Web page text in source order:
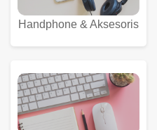
Handphone & Aksesoris